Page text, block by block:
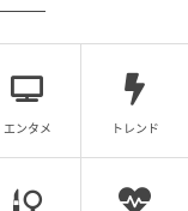
ュアルな導きを
鑑定は、多くの
uranai.jp/
エンタメ トレンド